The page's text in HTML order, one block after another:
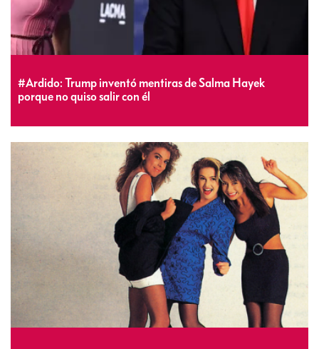
#Ardido: Trump inventó mentiras de Salma Hayek
porque no quiso salir con él